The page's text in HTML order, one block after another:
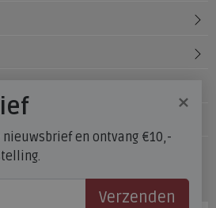
×
en ontvang €10,-
Verzenden